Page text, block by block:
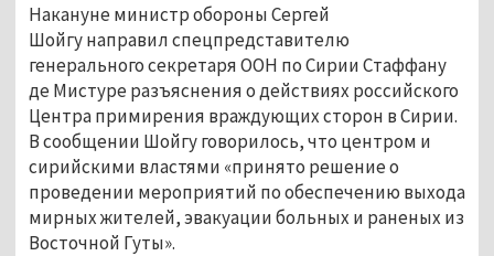
Накануне министр обороны Сергей
Шойгу направил спецпредставителю
генерального секретаря ООН по Сирии Стаффану
де Мистуре разъяснения о действиях российского
Центра примирения враждующих сторон в Сирии.
В сообщении Шойгу говорилось, что центром и
сирийскими властями «принято решение о
проведении мероприятий по обеспечению выхода
мирных жителей, эвакуации больных и раненых из
Восточной Гуты».